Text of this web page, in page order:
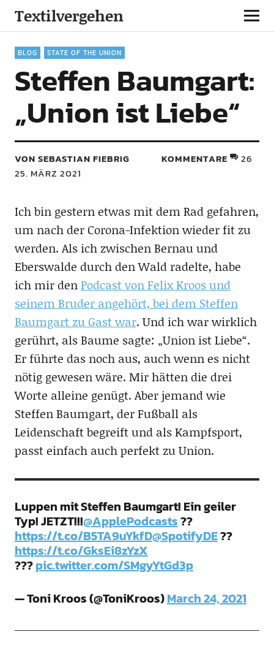
Textilvergehen
BLOG STATE OF THE UNION
Steffen Baumgart:
„Union ist Liebe“
VON SEBASTIAN FIEBRIG
25. MÄRZ 2021
KOMMENTARE 26
Ich bin gestern etwas mit dem Rad gefahren,
um nach der Corona-Infektion wieder fit zu
werden. Als ich zwischen Bernau und
Eberswalde durch den Wald radelte, habe
ich mir denPodcast von Felix Kroos und
seinem Bruder angehört, bei dem Steffen
Baumgart zu Gast war. Und ich war wirklich
gerührt, als Baume sagte: „Union ist Liebe“.
Er führte das noch aus, auch wenn es nicht
nötig gewesen wäre. Mir hätten die drei
Worte alleine genügt. Aber jemand wie
Steffen Baumgart, der Fußball als
Leidenschaft begreift und als Kampfsport,
passt einfach auch perfekt zu Union.
Luppen mit Steffen Baumgart! Ein geiler
Typ! JETZT!!!@ApplePodcasts??
https://t.co/B5TA9uYkfD@SpotifyDE??
https://t.co/GksEi8zYzX
???pic.twitter.com/SMgyYtGd3p
— Toni Kroos (@ToniKroos)March 24, 2021